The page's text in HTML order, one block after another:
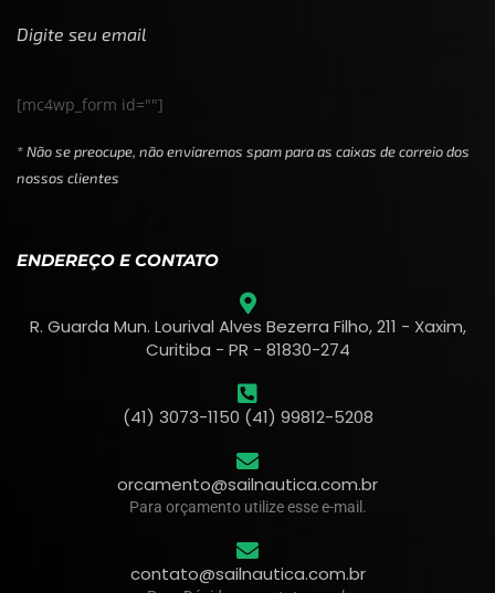
Digite seu email
[mc4wp_form id=""]
* Não se preocupe, não enviaremos spam para as caixas de correio dos
nossos clientes
ENDEREÇO E CONTATO
R. Guarda Mun. Lourival Alves Bezerra Filho, 211 - Xaxim,
Curitiba - PR - 81830-274
(41) 3073-1150 (41) 99812-5208
orcamento@sailnautica.com.br
Para orçamento utilize esse e-mail.
contato@sailnautica.com.br